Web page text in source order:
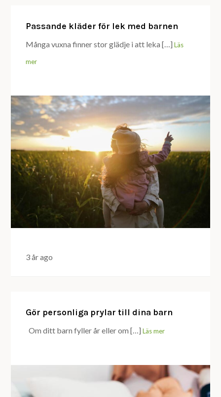
Passande kläder för lek med barnen
Många vuxna finner stor glädje i att leka […]
3 år ago
Gör personliga prylar till dina barn
Om ditt barn fyller år eller om […]